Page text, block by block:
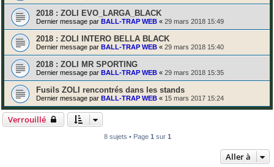
2018 : ZOLI EVO_LARGA_BLACK
Dernier message par BALL-TRAP WEB « 29 mars 2018 15:49
2018 : ZOLI INTERO BELLA BLACK
Dernier message par BALL-TRAP WEB « 29 mars 2018 15:40
2018 : ZOLI MR SPORTING
Dernier message par BALL-TRAP WEB « 29 mars 2018 15:35
Fusils ZOLI rencontrés dans les stands
Dernier message par BALL-TRAP WEB « 15 mars 2017 15:24
Verrouillé
8 sujets • Page 1 sur 1
Aller à